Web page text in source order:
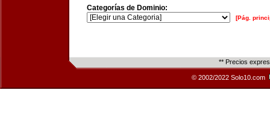
Categorías de Dominio:
[Pág.
** Precios
© 2002/2022 Solo10.com